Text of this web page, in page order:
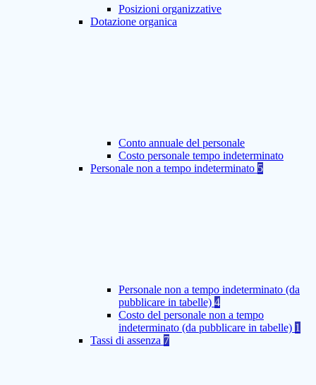
Posizioni organizzative
Dotazione organica
Conto annuale del personale
Costo personale tempo indeterminato
Personale non a tempo indeterminato 5
Personale non a tempo indeterminato (da
pubblicare in tabelle) 4
Costo del personale non a tempo
indeterminato (da pubblicare in tabelle) 1
Tassi di assenza 7